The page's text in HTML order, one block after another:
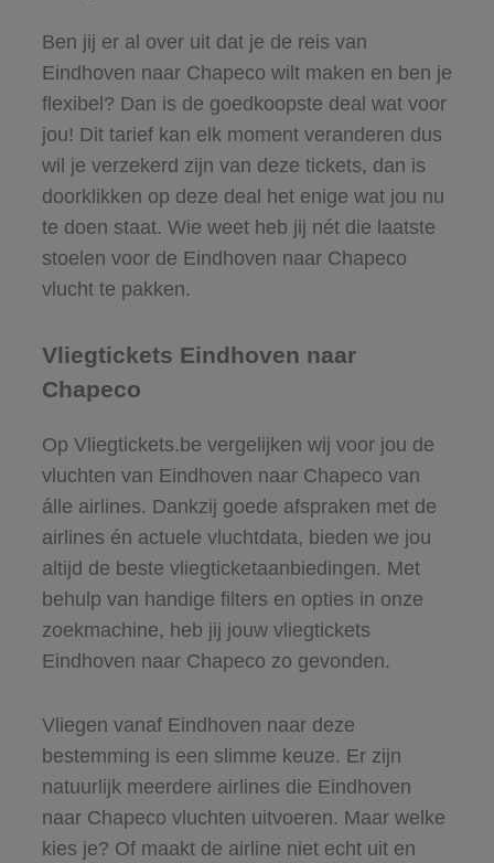
Ben jij er al over uit dat je de reis van
Eindhoven naar Chapeco wilt maken en ben je
flexibel? Dan is de goedkoopste deal wat voor
jou! Dit tarief kan elk moment veranderen dus
wil je verzekerd zijn van deze tickets, dan is
doorklikken op deze deal het enige wat jou nu
te doen staat. Wie weet heb jij nét die laatste
stoelen voor de Eindhoven naar Chapeco
vlucht te pakken.
Vliegtickets Eindhoven naar
Chapeco
Op Vliegtickets.be vergelijken wij voor jou de
vluchten van Eindhoven naar Chapeco van
álle airlines. Dankzij goede afspraken met de
airlines én actuele vluchtdata, bieden we jou
altijd de beste vliegticketaanbiedingen. Met
behulp van handige filters en opties in onze
zoekmachine, heb jij jouw vliegtickets
Eindhoven naar Chapeco zo gevonden.
Vliegen vanaf Eindhoven naar deze
bestemming is een slimme keuze. Er zijn
natuurlijk meerdere airlines die Eindhoven
naar Chapeco vluchten uitvoeren. Maar welke
kies je? Of maakt de airline niet echt uit en